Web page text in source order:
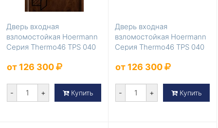
Дверь входная
взломостойкая Hoermann
Серия Thermo46 TPS 040
от 126 300
- + Купить
Дверь входная
взломостойкая Hoermann
Серия Thermo46 TPS 040
от 126 300
- + Купить